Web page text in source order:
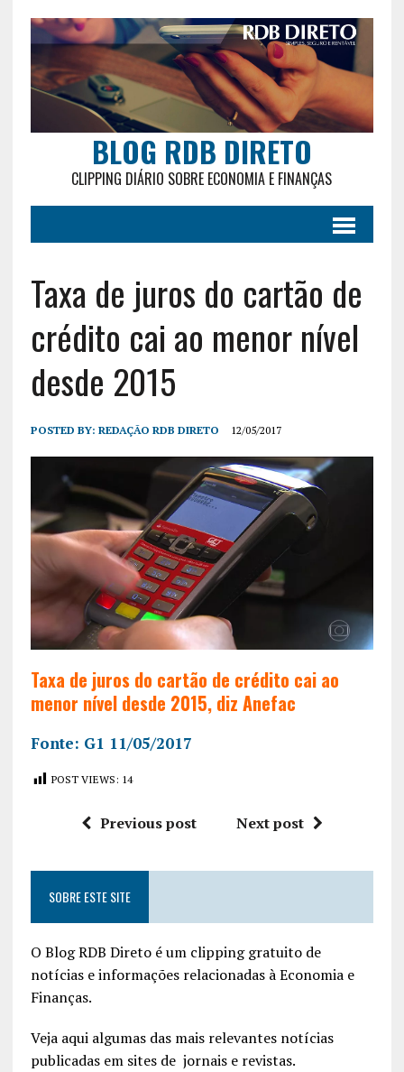
BLOG RDB DIRETO
CLIPPING DIÁRIO SOBRE ECONOMIA E FINANÇAS
Taxa de juros do cartão de
crédito cai ao menor nível
desde 2015
POSTED BY: REDAÇÃO RDB DIRETO 12/05/2017
Taxa de juros do cartão de crédito cai ao
menor nível desde 2015, diz Anefac
Fonte: G1 11/05/2017
POST VIEWS: 14
Previous post Next post
SOBRE ESTE SITE
O Blog RDB Direto é um clipping gratuito de
notícias e informações relacionadas à Economia e
Finanças.
Veja aqui algumas das mais relevantes notícias
publicadas em sites de jornais e revistas.